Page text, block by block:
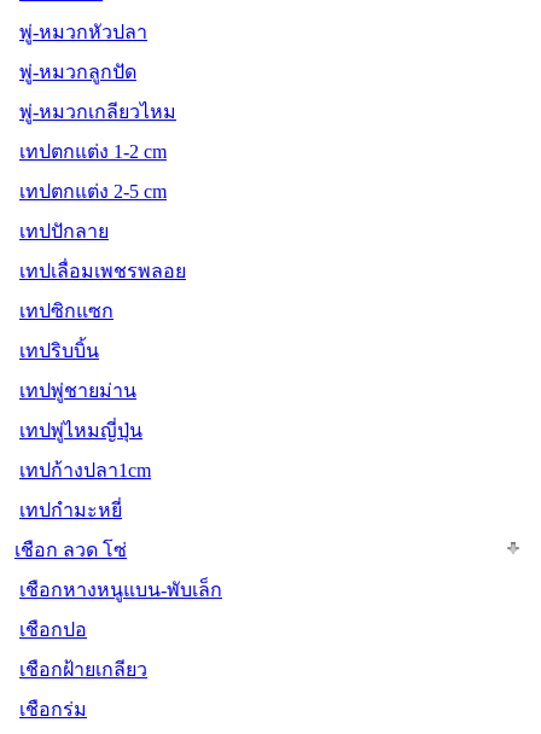
พู่-หมวกหัวปลา
พู่-หมวกลูกปัด
พู่-หมวกเกลียวไหม
เทปตกแต่ง 1-2 cm
เทปตกแต่ง 2-5 cm
เทปปักลาย
เทปเลื่อมเพชรพลอย
เทปซิกแซก
เทปริบบิ้น
เทปพู่ชายม่าน
เทปพู่ไหมญี่ปุ่น
เทปก้างปลา1cm
เทปกำมะหยี่
เชือก ลวด โซ่
เชือกหางหนูแบน-พับเล็ก
เชือกปอ
เชือกฝ้ายเกลียว
เชือกร่ม